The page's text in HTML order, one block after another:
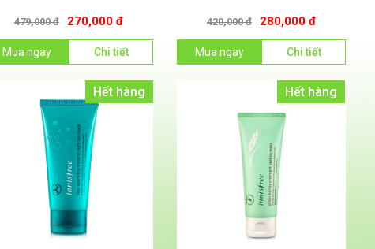
479,000 đ 270,000 đ
Mua ngay Chi tiết
420,000 đ 280,000 đ
Mua ngay Chi tiết
Hết hàng Hết hàng